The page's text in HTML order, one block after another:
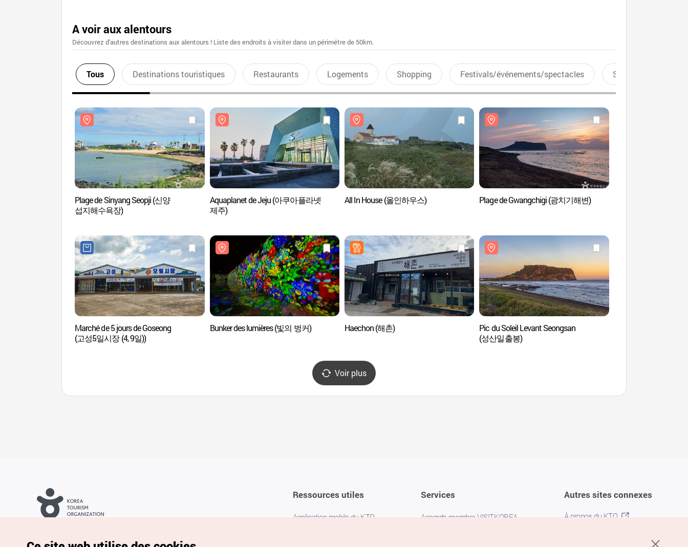
A voir aux alentours
Découvrez d'autres destinations aux alentours ! Liste des endroits à visiter dans un périmétre de 50km.
Tous Destinations touristiques Restaurants Logements Shopping Festivals/événements/spectacles Sports aquatiques
Plage de Sinyang Seopji (신양
섭지해수욕장)
Aquaplanet de Jeju (아쿠아플라넷
제주)
All In House (올인하우스) Plage de Gwangchigi (광치기해변)
Marché de 5 jours de Goseong
(고성5일시장 (4, 9일))
Bunker des lumières (빛의 벙커) Haechon (해촌)
Pic du Soleil Levant Seongsan
(성산일출봉)
Voir plus
Ressources utiles
Application mobile du KTO
Services
Accords membre VISITKOREA
Autres sites connexes
À propos du KTO
Pour les rapports d'erreurs et demandes de renseignements,